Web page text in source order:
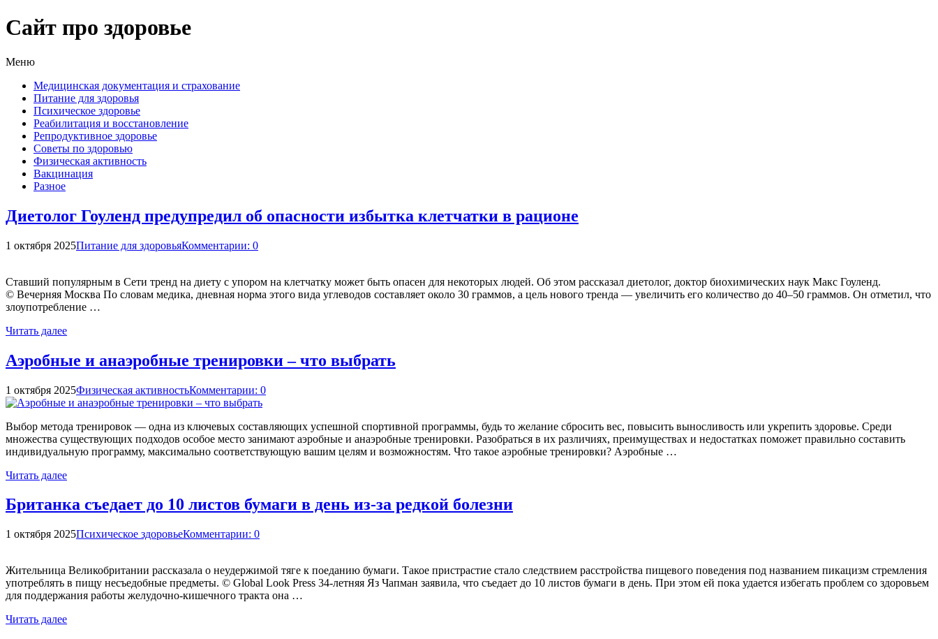
Сайт про здоровье
Меню
Медицинская документация и страхование
Питание для здоровья
Психическое здоровье
Реабилитация и восстановление
Репродуктивное здоровье
Советы по здоровью
Физическая активность
Вакцинация
Разное
Диетолог Гоуленд предупредил об опасности избытка клетчатки в рационе
1 октября 2025Питание для здоровьяКомментарии: 0
Ставший популярным в Сети тренд на диету с упором на клетчатку может быть опасен для некоторых людей. Об этом рассказал диетолог, доктор биохимических наук Макс Гоуленд.
© Вечерняя Москва По словам медика, дневная норма этого вида углеводов составляет около 30 граммов, а цель нового тренда — увеличить его количество до 40–50 граммов. Он отметил, что
злоупотребление …
Читать далее
Аэробные и анаэробные тренировки – что выбрать
1 октября 2025Физическая активностьКомментарии: 0
Выбор метода тренировок — одна из ключевых составляющих успешной спортивной программы, будь то желание сбросить вес, повысить выносливость или укрепить здоровье. Среди
множества существующих подходов особое место занимают аэробные и анаэробные тренировки. Разобраться в их различиях, преимуществах и недостатках поможет правильно составить
индивидуальную программу, максимально соответствующую вашим целям и возможностям. Что такое аэробные тренировки? Аэробные …
Читать далее
Британка съедает до 10 листов бумаги в день из-за редкой болезни
1 октября 2025Психическое здоровьеКомментарии: 0
Жительница Великобритании рассказала о неудержимой тяге к поеданию бумаги. Такое пристрастие стало следствием расстройства пищевого поведения под названием пикацизм стремления
употреблять в пищу несъедобные предметы. © Global Look Press 34-летняя Яз Чапман заявила, что съедает до 10 листов бумаги в день. При этом ей пока удается избегать проблем со здоровьем
для поддержания работы желудочно-кишечного тракта она …
Читать далее